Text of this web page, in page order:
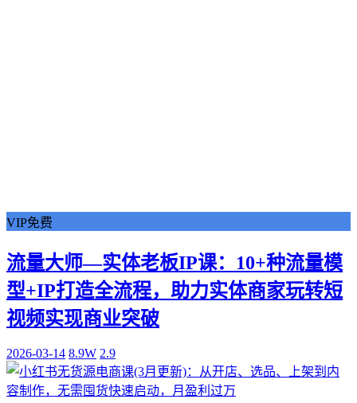
VIP免费
流量大师—实体老板IP课：10+种流量模
型+IP打造全流程，助力实体商家玩转短
视频实现商业突破
2026-03-14 8.9W 2.9